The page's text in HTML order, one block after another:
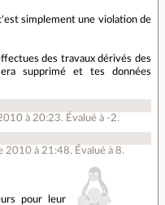
simplement une violation de
des travaux dérivés des
supprimé et tes données
à 20:23. Évalué à -2.
2010 à 21:48. Évalué à 8.
pour leur